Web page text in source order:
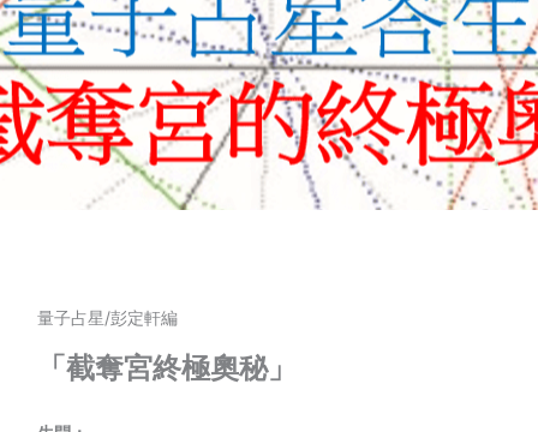
量子占星/彭定軒編
「截奪宮終極奧秘」